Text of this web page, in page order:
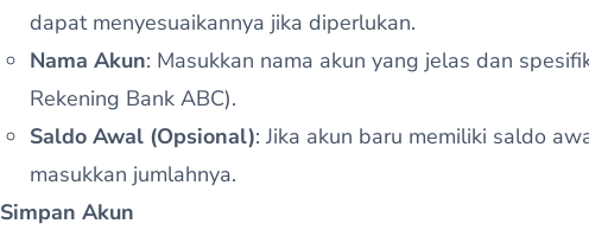
dapat menyesuaikannya jika diperlukan.
Nama Akun: Masukkan nama akun yang jelas dan
Rekening Bank ABC).
Saldo Awal (Opsional): Jika akun baru memiliki saldo
masukkan jumlahnya.
Simpan Akun